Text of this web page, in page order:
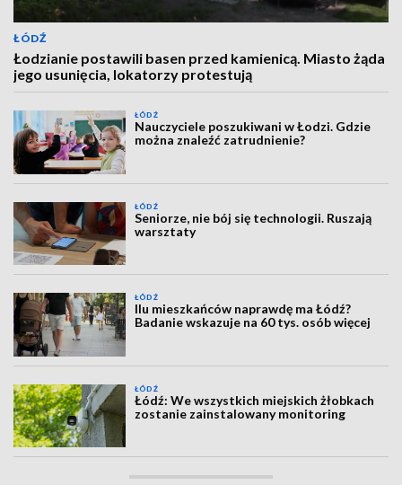
ŁÓDŹ
Łodzianie postawili basen przed kamienicą. Miasto żąda
jego usunięcia, lokatorzy protestują
ŁÓDŹ
Nauczyciele poszukiwani w Łodzi. Gdzie
można znaleźć zatrudnienie?
ŁÓDŹ
Seniorze, nie bój się technologii. Ruszają
warsztaty
ŁÓDŹ
Ilu mieszkańców naprawdę ma Łódź?
Badanie wskazuje na 60 tys. osób więcej
ŁÓDŹ
Łódź: We wszystkich miejskich żłobkach
zostanie zainstalowany monitoring